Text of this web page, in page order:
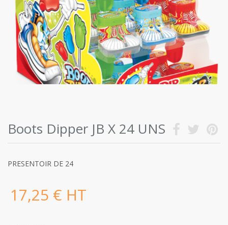
Boots Dipper JB X 24 UNS
PRESENTOIR DE 24
17,25 € HT